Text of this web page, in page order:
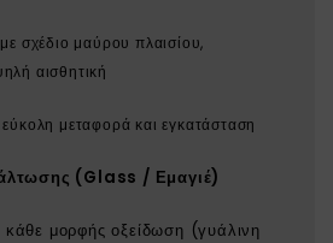
σχέδιο μαύρου πλαισίου,
αισθητική
μεταφορά και εγκατάσταση
(Glass / Εμαγιέ)
μορφής οξείδωση (γυάλινη